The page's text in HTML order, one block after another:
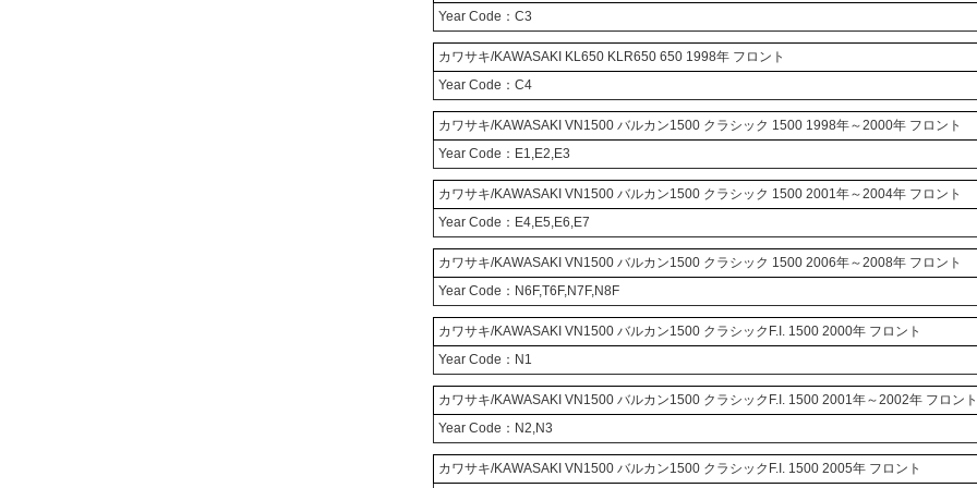
Year Code：C3
カワサキ/KAWASAKI KL650 KLR650 650 1998年 フロント
Year Code：C4
カワサキ/KAWASAKI VN1500 バルカン1500 クラシック 1500 1998年～2000年 フロント
Year Code：E1,E2,E3
カワサキ/KAWASAKI VN1500 バルカン1500 クラシック 1500 2001年～2004年 フロント
Year Code：E4,E5,E6,E7
カワサキ/KAWASAKI VN1500 バルカン1500 クラシック 1500 2006年～2008年 フロント
Year Code：N6F,T6F,N7F,N8F
カワサキ/KAWASAKI VN1500 バルカン1500 クラシックF.I. 1500 2000年 フロント
Year Code：N1
カワサキ/KAWASAKI VN1500 バルカン1500 クラシックF.I. 1500 2001年～2002年 フロント
Year Code：N2,N3
カワサキ/KAWASAKI VN1500 バルカン1500 クラシックF.I. 1500 2005年 フロント